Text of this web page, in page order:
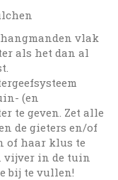
vlak
als het dan al
(en
te geven. Zet alle
de gieters en/of
of haar klus te
vijver in de tuin
bij te vullen!